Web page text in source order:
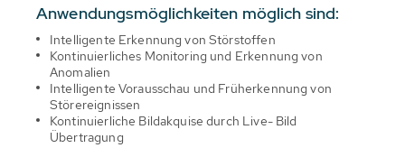
Anwendungsmöglichkeiten möglich sind:
Intelligente Erkennung von Störstoffen
Kontinuierliches Monitoring und Erkennung von
Anomalien
Intelligente Vorausschau und Früherkennung von
Störereignissen
Kontinuierliche Bildakquise durch Live- Bild
Übertragung